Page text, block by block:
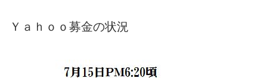
Ｙａｈｏｏ募金の状況